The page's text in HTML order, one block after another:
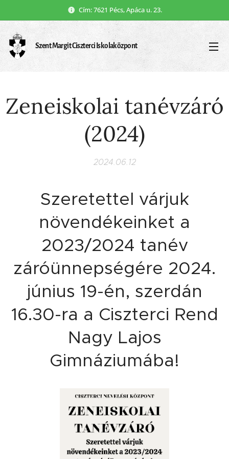
Cím: 7621 Pécs, Apáca u. 23.
Szent Margit Ciszterci Iskolaközpont
Zeneiskolai tanévzáró
(2024)
2024.06.12
Szeretettel várjuk
növendékeinket a
2023/2024 tanév
záróünnepségére 2024.
június 19-én, szerdán
16.30-ra a Ciszterci Rend
Nagy Lajos
Gimnáziumába!